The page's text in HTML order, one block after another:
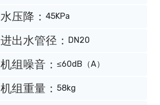
水压降： 45KPa
进出水管径： DN20
机组噪音： ≤60dB（A）
机组重量： 58kg